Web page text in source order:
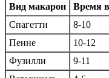
Вид макарон Время
Спагетти
8-10
Пенне
10-12
Фузилли
9-11